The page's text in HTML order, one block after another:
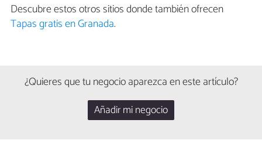
Descubre estos otros sitios donde también ofrecen
Tapas gratis en Granada.
¿Quieres que tu negocio aparezca en este artículo?
Añadir mi negocio